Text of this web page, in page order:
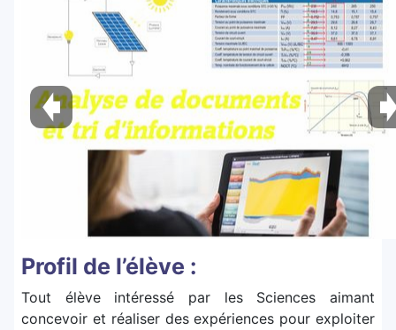
Profil de l’élève :
Tout élève intéressé par les Sciences aimant
concevoir et réaliser des expériences pour exploiter